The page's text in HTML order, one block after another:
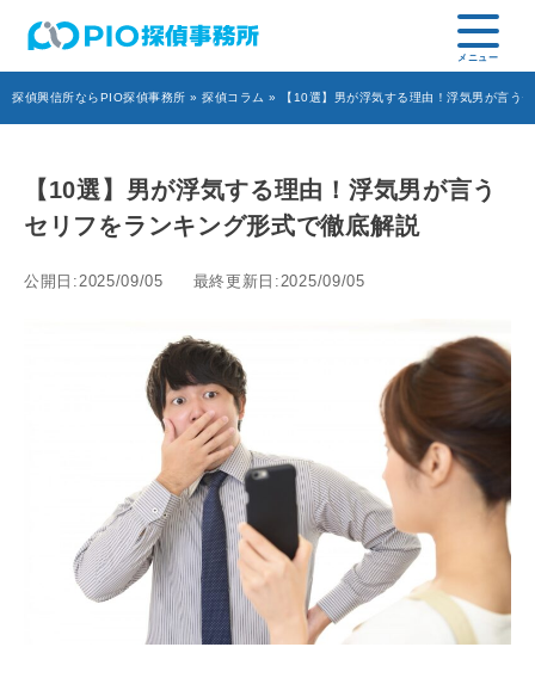
探偵興信所ならPIO探偵事務所 » 探偵コラム » 【10選】男が浮気する理由！浮気男が言う
【10選】男が浮気する理由！浮気男が言う
セリフをランキング形式で徹底解説
公開日:2025/09/05 最終更新日:2025/09/05